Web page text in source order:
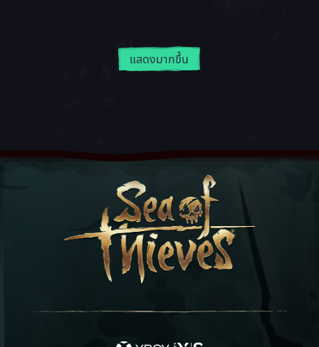
แสดงมากขึ้น